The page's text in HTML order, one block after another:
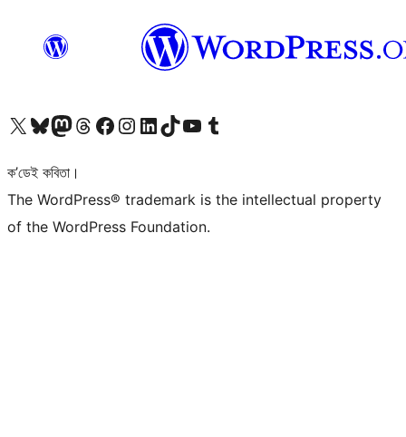
আমাৰ X (আগৰ Twitter) একাউণ্টলৈ যাওকআমাৰ Bluesky একাউণ্টলৈ যাওকআমাৰ Mastodon একাউণ্টলৈ যাওকআমাৰ Threads একাউণ্টলৈ যাওকআমাৰ Facebook পৃষ্ঠালৈ যাওকআমাৰ Instagram একাউণ্টলৈ যাওকআমাৰ LinkedIn একাউণ্টলৈ যাওকআমাৰ TikTok একাউণ্টলৈ যাওকআমাৰ YouTube চেনেললৈ যাওকআমাৰ Tumblr একাউণ্টলৈ যাওক
ক’ডেই কবিতা।
The WordPress® trademark is the intellectual property
of the WordPress Foundation.